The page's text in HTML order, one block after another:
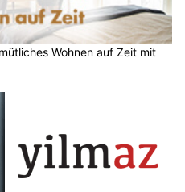
Wohnen auf Zeit mit